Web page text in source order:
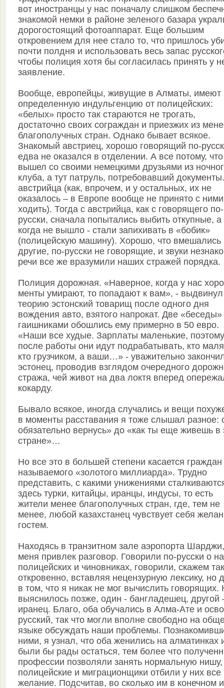
вот иностранцы у нас поначалу слишком
знакомой немки в районе зеленого базара
дорогостоящий фотоаппарат. Еще большим
откровением для нее стало то, что пришлось
почти полдня и использовать весь запас
чтобы полиция хотя бы согласилась принять у
заявление.
Вообще, европейцы, живущие в Алматы, имеют
определенную индульгенцию от полицейских:
«белых» просто так стараются не трогать,
достаточно своих сограждан и приезжих из
благополучных стран. Однако бывает всякое.
Знакомый австриец, хорошо говорящий по-
едва не оказался в отделении. А все потому, что
вышел со своими немецкими друзьями из
клуба, а тут патруль, потребовавший
австрийца (как, впрочем, и у остальных, их не
оказалось – в Европе вообще не принято с ними
ходить). Тогда с австрийца, как с говорящего по-
русски, сначала попытались выбить откупные, а
когда не вышло - стали запихивать в «бобик»
(полицейскую машину). Хорошо, что вмешались
другие, по-русски не говорящие, и звуки
речи все же вразумили наших стражей порядка.
Полиция дорожная. «Наверное, когда у нас
менты умирают, то попадают к вам», - выдвинул
теорию эстонский товарищ после одного дня
вождения авто, взятого напрокат. Две «беседы»
гаишниками обошлись ему примерно в 50 евро.
«Наши все худые. Зарплаты маленькие, поэтому
после работы они идут подрабатывать, кто
кто грузчиком, а ваши…» - уважительно
эстонец, проводив взглядом очередного
стража, чей живот на два локтя вперед
кокарду.
Бывало всякое, иногда случались и вещи
в моменты расставания я тоже слышал разное:
обязательно вернусь» до «как ты еще живешь в
стране»…
Но все это в большей степени касается граждан
называемого «золотого миллиарда». Трудно
представить, с какими унижениями
здесь турки, китайцы, иранцы, индусы, то есть
жители менее благополучных стран, где, тем не
менее, любой казахстанец чувствует себя
гостем.
Находясь в транзитном зале аэропорта Шарджи,
меня привлек разговор. Говорили по-русски о
полицейских и чиновниках, говорили, скажем
откровенно, вставляя нецензурную лексику, но
в том, что я никак не мог вычислить говорящих.
выяснилось позже, один - бангладешец, другой
иранец. Благо, оба обучались в Алма-Ате и
русский, так что могли вполне свободно на
языке обсуждать наши проблемы.
ними, я узнал, что оба женились на алматинках
были бы рады остаться, тем более что
профессии позволяли занять нормальную
полицейские и миграционщики отбили у них все
желание. Подсчитав, во сколько им в конечном